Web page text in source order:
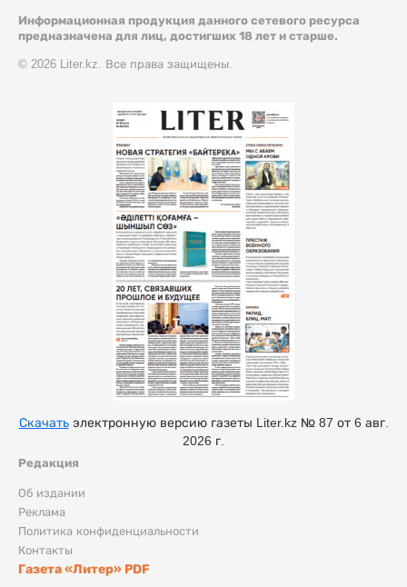
Информационная продукция данного сетевого ресурса
предназначена для лиц, достигших 18 лет и старше.
© 2026 Liter.kz. Все права защищены.
Редакция
Об издании
Реклама
Политика конфиденциальности
Контакты
Газета «Литер» PDF
Скачатьэлектронную версию газеты Liter.kz № 87 от 6 авг.
2026 г.